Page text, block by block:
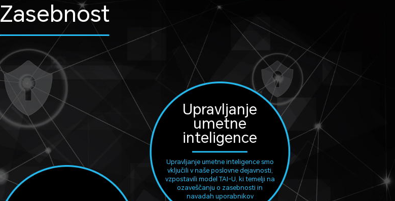
Zasebnost
Upravljanje
umetne
inteligence
Upravljanje umetne inteligence smo
vključili v naše poslovne dejavnosti,
vzpostavili model TAI-U, ki temelji na
ozaveščanju o zasebnosti in
navadah uporabnikov